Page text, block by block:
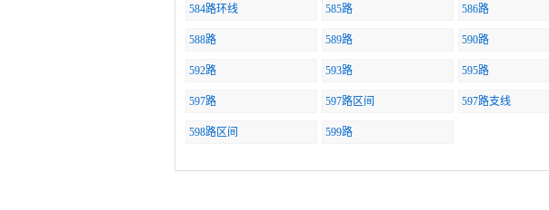
584路环线 585路 586路
588路 589路 590路
592路 593路 595路
597路 597路区间 597路支线
598路区间 599路